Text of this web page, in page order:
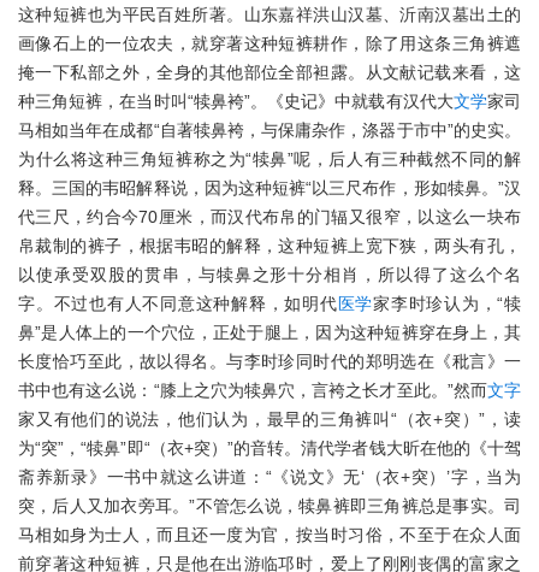
这种短裤也为平民百姓所著。山东嘉祥洪山汉墓、沂南汉墓出土的
画像石上的一位农夫，就穿著这种短裤耕作，除了用这条三角裤遮
掩一下私部之外，全身的其他部位全部袒露。从文献记载来看，这
种三角短裤，在当时叫“犊鼻袴”。《史记》中就载有汉代大文学家司
马相如当年在成都“自著犊鼻袴，与保庸杂作，涤器于市中”的史实。
为什么将这种三角短裤称之为“犊鼻”呢，后人有三种截然不同的解
释。三国的韦昭解释说，因为这种短裤“以三尺布作，形如犊鼻。”汉
代三尺，约合今70厘米，而汉代布帛的门辐又很窄，以这么一块布
帛裁制的裤子，根据韦昭的解释，这种短裤上宽下狭，两头有孔，
以使承受双股的贯串，与犊鼻之形十分相肖，所以得了这么个名
字。不过也有人不同意这种解释，如明代医学家李时珍认为，“犊
鼻”是人体上的一个穴位，正处于腿上，因为这种短裤穿在身上，其
长度恰巧至此，故以得名。与李时珍同时代的郑明选在《秕言》一
书中也有这么说：“膝上之穴为犊鼻穴，言袴之长才至此。”然而文字
家又有他们的说法，他们认为，最早的三角裤叫“（衣+突）”，读
为“突”，“犊鼻”即“（衣+突）”的音转。清代学者钱大昕在他的《十驾
斋养新录》一书中就这么讲道：“《说文》无‘（衣+突）’字，当为
突，后人又加衣旁耳。”不管怎么说，犊鼻裤即三角裤总是事实。司
马相如身为士人，而且还一度为官，按当时习俗，不至于在众人面
前穿著这种短裤，只是他在出游临邛时，爱上了刚刚丧偶的富家之